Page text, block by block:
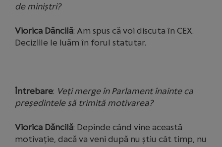
de miniștri?
Viorica Dăncilă: Am spus că voi discuta în CEX.
Deciziile le luăm în forul statutar.
Întrebare: Veți merge în Parlament înainte ca
președintele să trimită motivarea?
Viorica Dăncilă: Depinde când vine această
motivație, dacă va veni după nu știu cât timp, nu